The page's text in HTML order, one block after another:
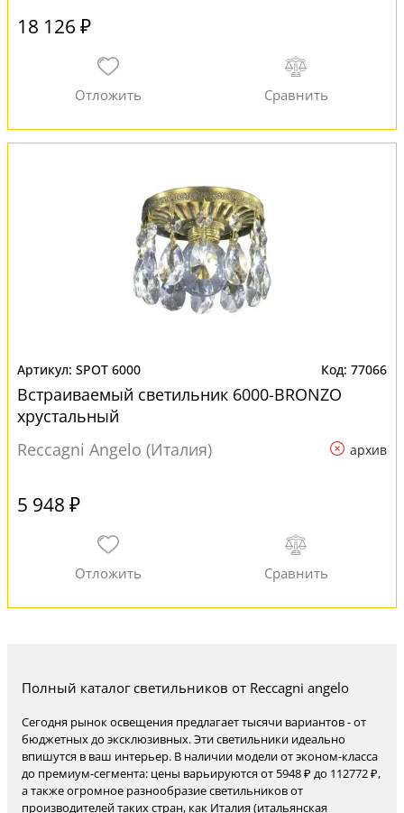
18 126 ₽
SPOT 6000 77066
Встраиваемый светильник 6000-BRONZO
хрустальный
Reccagni Angelo (Италия)
архив
5 948 ₽
Полный каталог светильников от Reccagni angelo
Сегодня рынок освещения предлагает тысячи вариантов - от
бюджетных до эксклюзивных. Эти светильники идеально
впишутся в ваш интерьер. В наличии модели от эконом-класса
до премиум-сегмента: цены варьируются от 5948 ₽ до 112772 ₽,
а также огромное разнообразие светильников от
производителей таких стран, как Италия (итальянская